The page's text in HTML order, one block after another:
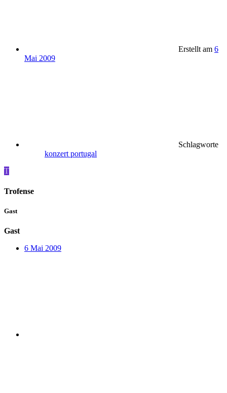
Erstellt am 6
Mai 2009
Schlagworte
konzert portugal
T
Trofense
Gast
Gast
6 Mai 2009